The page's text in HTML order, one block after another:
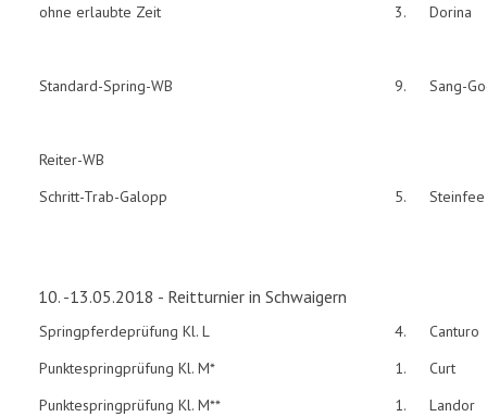
ohne erlaubte Zeit
3. Dorina
Standard-Spring-WB 9. Sang-
Reiter-WB
Schritt-Trab-Galopp
5. Steinfee
10. -13.05.2018 - Reitturnier in Schwaigern
Springpferdeprüfung Kl. L 4.
Canturo
Punktespringprüfung Kl. M*
1.
Curt
Punktespringprüfung Kl. M**
1.
Landor